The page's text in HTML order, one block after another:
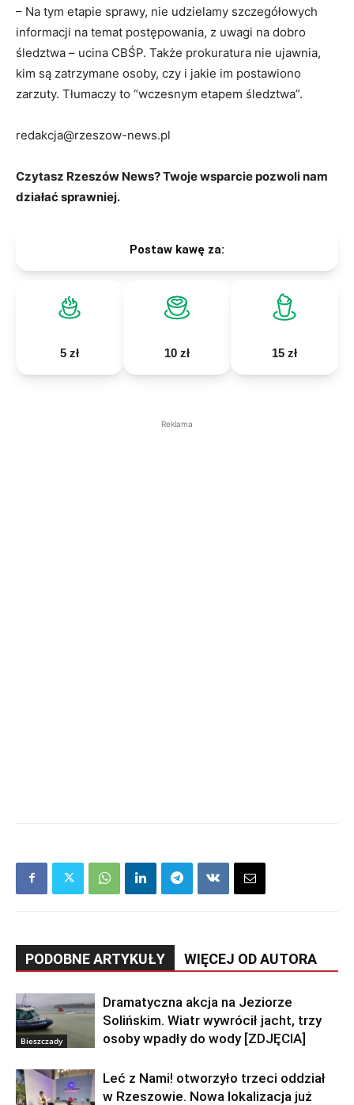
– Na tym etapie sprawy, nie udzielamy szczegółowych
informacji na temat postępowania, z uwagi na dobro
śledztwa – ucina CBŚP. Także prokuratura nie ujawnia,
kim są zatrzymane osoby, czy i jakie im postawiono
zarzuty. Tłumaczy to “wczesnym etapem śledztwa”.
redakcja@rzeszow-news.pl
Czytasz Rzeszów News? Twoje wsparcie pozwoli nam
działać sprawniej.
Postaw kawę za:
5 zł 10 zł 15 zł
Reklama
PODOBNE ARTYKUŁY WIĘCEJ OD AUTORA
Bieszczady
Dramatyczna akcja na Jeziorze
Solińskim. Wiatr wywrócił jacht, trzy
osoby wpadły do wody [ZDJĘCIA]
Leć z Nami! otworzyło trzeci oddział
w Rzeszowie. Nowa lokalizacja już